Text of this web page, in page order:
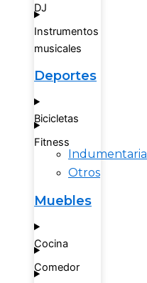
DJ
Instrumentos
musicales
Deportes
Bicicletas
Fitness
Indumentaria
Otros
Muebles
Cocina
Comedor